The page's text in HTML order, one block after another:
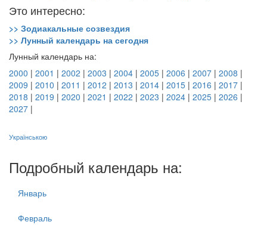
Это интересно:
>> Зодиакальные созвездия
>> Лунный календарь на сегодня
Лунный календарь на:
2000 | 2001 | 2002 | 2003 | 2004 | 2005 | 2006 | 2007 | 2008 |
2009 | 2010 | 2011 | 2012 | 2013 | 2014 | 2015 | 2016 | 2017 |
2018 | 2019 | 2020 | 2021 | 2022 | 2023 | 2024 | 2025 | 2026 |
2027 |
Українською
Подробный календарь на:
Январь
Февраль